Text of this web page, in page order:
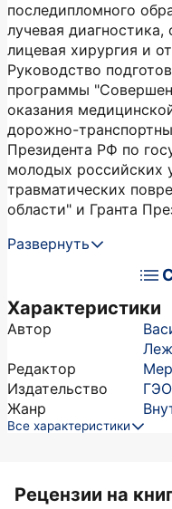
последипломного
лучевая
лицевая хирургия и
Руководство
программы
оказания
дорожно-
Президента РФ по
молодых российских
травматических
области" и Гранта
Развернуть
Характеристики
Автор
Редактор
Издательство
Жанр
Все характеристики
Рецензии на